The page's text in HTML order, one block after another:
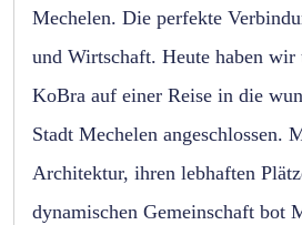
Mechelen. Die perfekte
und Wirtschaft. Heute haben wir
KoBra auf einer Reise in die
Stadt Mechelen angeschlossen.
Architektur, ihren lebhaften
dynamischen Gemeinschaft bot